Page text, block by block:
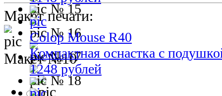
Макет печати:
Макет №10
№ 15
№ 16
№ 17
№ 18
Colop Mouse R40
Компактная оснастка с
1248 рублей